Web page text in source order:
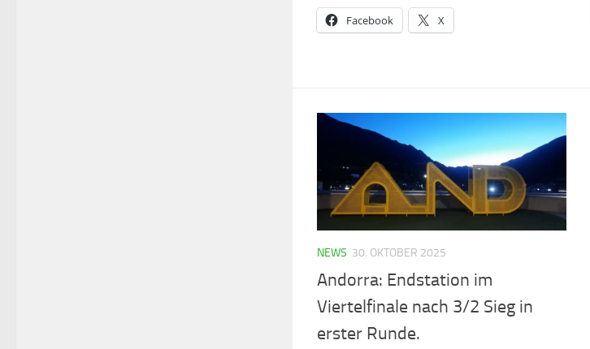
Facebook X
NEWS 30. OKTOBER 2025
Andorra: Endstation im
Viertelfinale nach 3/2 Sieg in
erster Runde.